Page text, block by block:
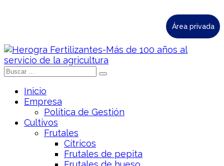
Área privada
Inicio
Empresa
Política de Gestión
Cultivos
Frutales
Cítricos
Frutales de pepita